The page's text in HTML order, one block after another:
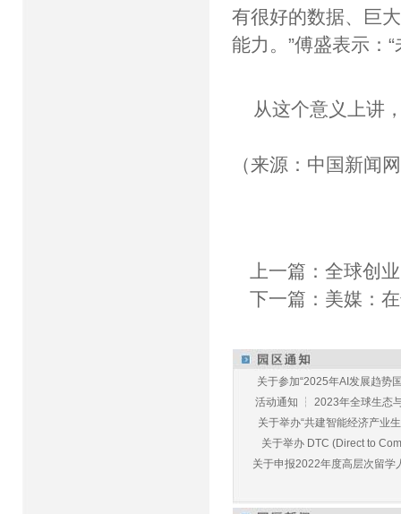
有很好的数据、巨
能力。”傅盛表示：
从这个意义上讲
（来源：中国新闻
上一篇：全球创
下一篇： 美媒：
关于参加“2025年AI发展趋势
活动通知 ┆ 2023年全球生态
关于举办“共建智能经济产业
关于举办 DTC (Direct to
关于申报2022年度高层次留学